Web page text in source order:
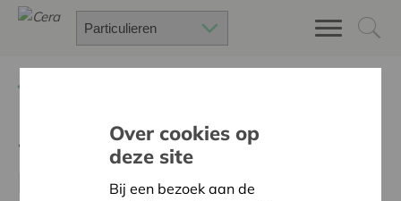
Wij willen al onze vennoten
beter leren kennen
Over cookies op
deze site
Bij een bezoek aan de